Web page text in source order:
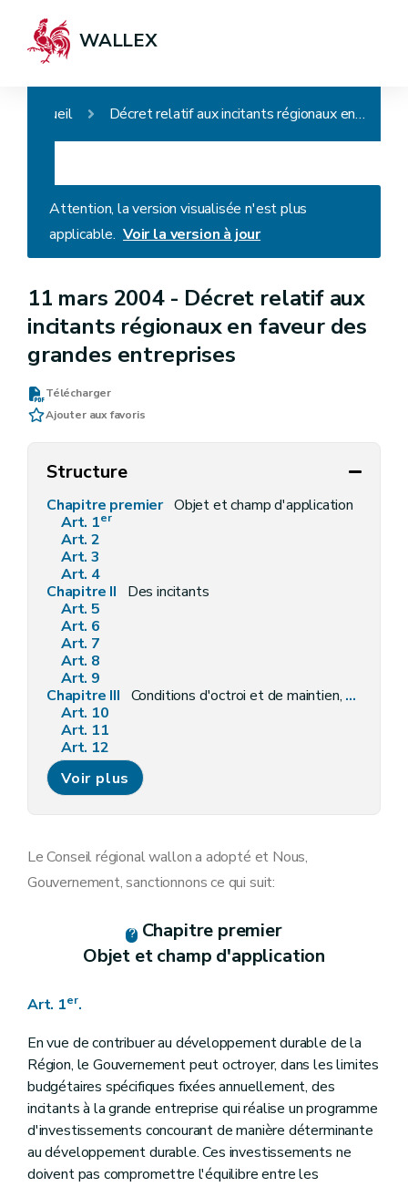
WALLEX
Accueil Décret relatif aux incitants régionaux en faveur des grandes entreprises
Attention, la version visualisée n'est plus
applicable. Voir la version à jour
11 mars 2004 - Décret relatif aux
incitants régionaux en faveur des
grandes entreprises
Télécharger
Ajouter aux favoris
Structure
Chapitre premier Objet et champ d'application
Art. 1er
Art. 2
Art. 3
Art. 4
Chapitre II
Des incitants
Art. 5
Art. 6
Art. 7
Art. 8
Art. 9
Chapitre III Conditions d'octroi et de maintien, procédures de demande et d'octroi, modalités de liquidation, de contrôle et sanctions
Art. 10
Art. 11
Art. 12
Art. 13
Art. 14
Art. 15
Art. 18
Chapitre IV
« Le comité technique »
Art. 19
Chapitre VI Dispositions abrogatoires et transitoires
Voir plus
Le Conseil régional wallon a adopté et Nous,
Gouvernement, sanctionnons ce qui suit:
Chapitre premier
Objet et champ d'application
Art. 1er.
En vue de contribuer au développement durable de la
Région, le Gouvernement peut octroyer, dans les limites
budgétaires spécifiques fixées annuellement, des
incitants à la grande entreprise qui réalise un programme
d'investissements concourant de manière déterminante
au développement durable. Ces investissements ne
doivent pas compromettre l'équilibre entre les